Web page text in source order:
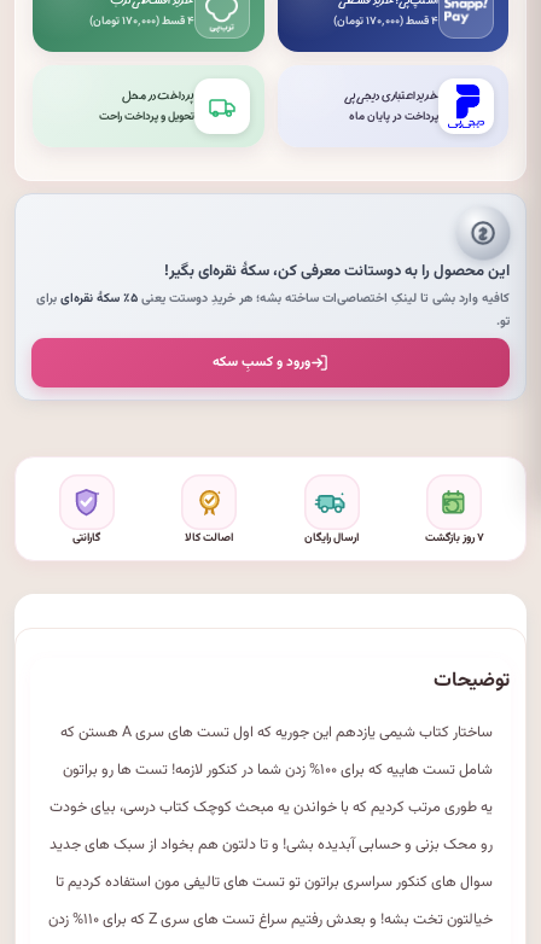
۴ قسط (۱۷۰٬۰۰۰ تومان) ۴ قسط (۱۷۰٬۰۰۰ تومان)
خرید اعتباری دیجی‌پی
پرداخت در پایان ماه
پرداخت در محل
تحویل و پرداخت راحت
این محصول را به دوستانت معرفی کن،سکهٔ نقره‌ایبگیر!
کافیه وارد بشی تا لینکِ اختصاصی‌ات ساخته بشه؛ هر خریدِ دوستت یعنی۵٪ سکهٔ نقره‌ای
برای
تو.
ورود و کسبِ سکه
۷ روز بازگشت ارسال رایگان اصالت کالا گارانتی
توضیحات
ساختار کتاب شیمی یازدهم این جوریه که اول تست های سری A هستن که
شامل تست هاییه که برای ۱۰۰% زدن شما در کنکور لازمه! تست ها رو براتون
یه طوری مرتب کردیم که با خواندن یه مبحث کوچک کتاب درسی، بیای خودت
رو محک بزنی و حسابی آبدیده بشی! و تا دلتون هم بخواد از سبک های جدید
سوال های کنکور سراسری براتون تو تست های تالیفی مون استفاده کردیم تا
خیالتون تخت بشه! و بعدش رفتیم سراغ تست های سری Z که برای ۱۱۰% زدن